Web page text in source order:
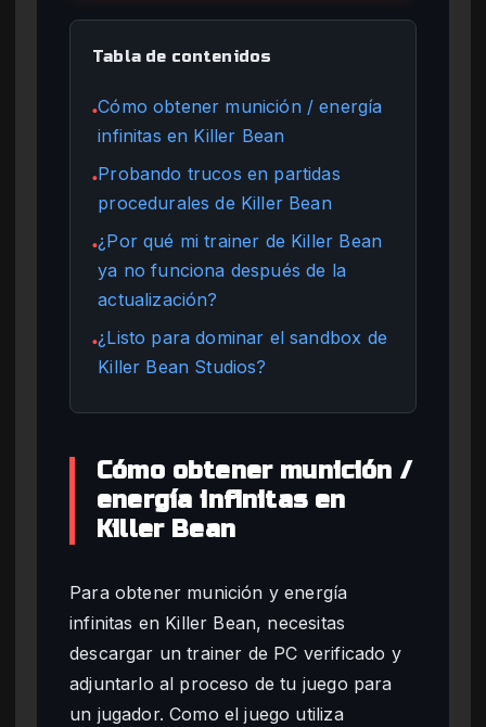
Tabla de contenidos
●Cómo obtener munición / energía
infinitas en Killer Bean
●Probando trucos en partidas
procedurales de Killer Bean
●¿Por qué mi trainer de Killer Bean
ya no funciona después de la
actualización?
●¿Listo para dominar el sandbox de
Killer Bean Studios?
Cómo obtener munición /
energía infinitas en
Killer Bean
Para obtener munición y energía
infinitas en Killer Bean, necesitas
descargar un trainer de PC verificado y
adjuntarlo al proceso de tu juego para
un jugador. Como el juego utiliza